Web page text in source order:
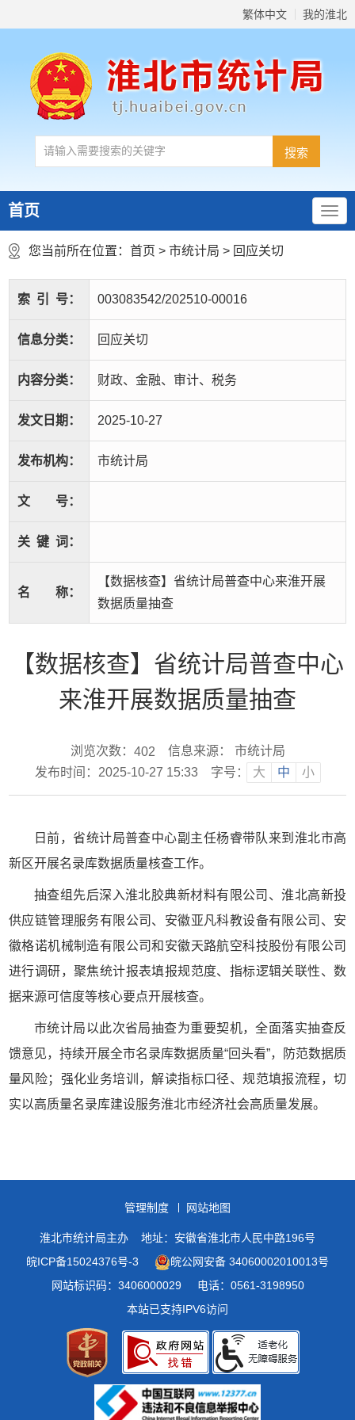
繁体中文 我的淮北
首页
您当前所在位置： 首页 > 市统计局 > 回应关切
索 引 号： 003083542/202510-00016
信息分类： 回应关切
内容分类： 财政、金融、审计、税务
发文日期： 2025-10-27
发布机构： 市统计局
文 号：
关 键 词：
名 称：
【数据核查】省统计局普查中心来淮开展
数据质量抽查
【数据核查】省统计局普查中心
来淮开展数据质量抽查
浏览次数： 402
信息来源： 市统计局
发布时间：2025-10-27 15:33
字号： 大 中 小
日前，省统计局普查中心副主任杨睿带队来到淮北市高
新区开展名录库数据质量核查工作。​
抽查组先后深入淮北胶典新材料有限公司、淮北高新投
供应链管理服务有限公司、安徽亚凡科教设备有限公司、安
徽格诺机械制造有限公司和安徽天路航空科技股份有限公司
进行调研，聚焦统计报表填报规范度、指标逻辑关联性、数
据来源可信度等核心要点开展核查。
市统计局以此次省局抽查为重要契机，全面落实抽查反
馈意见，持续开展全市名录库数据质量“回头看”，防范数据质
量风险；强化业务培训，解读指标口径、规范填报流程，切
实以高质量名录库建设服务淮北市经济社会高质量发展。
管理制度 网站地图
淮北市统计局主办
地址：安徽省淮北市人民中路196号
皖ICP备15024376号-3
皖公网安备 34060002010013号
网站标识码：3406000029
电话：0561-3198950
本站已支持IPV6访问